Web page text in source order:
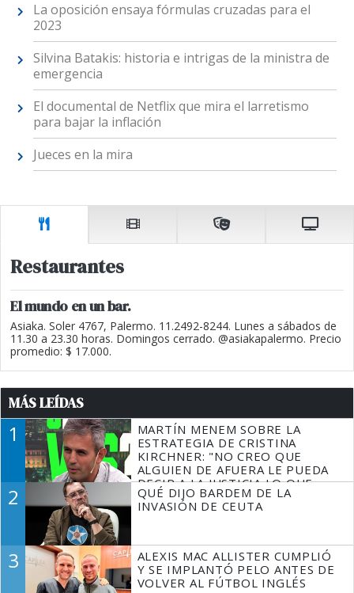
La oposición ensaya fórmulas cruzadas para el
2023
Silvina Batakis: historia e intrigas de la ministra de
emergencia
El documental de Netflix que mira el larretismo
para bajar la inflación
Jueces en la mira
Restaurantes
El mundo en un bar.
Asiaka. Soler 4767, Palermo. 11.2492-8244. Lunes a sábados de
11.30 a 23.30 horas. Domingos cerrado. @asiakapalermo. Precio
promedio: $ 17.000.
MÁS LEÍDAS
1
MARTÍN MENEM SOBRE LA
ESTRATEGIA DE CRISTINA
KIRCHNER: "NO CREO QUE
ALGUIEN DE AFUERA LE PUEDA
DECIR A LA JUSTICIA LO QUE
TIENE QUE HACER"
2
QUÉ DIJO BARDEM DE LA
INVASIÓN DE CEUTA
3
ALEXIS MAC ALLISTER CUMPLIÓ
Y SE IMPLANTÓ PELO ANTES DE
VOLVER AL FÚTBOL INGLÉS